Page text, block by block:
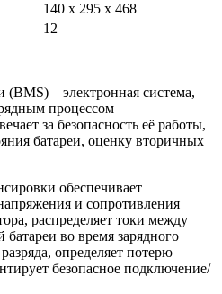
140 x 295 x 468
12
(BMS) – электронная система,
процессом
за безопасность её работы,
батареи, оценку вторичных
обеспечивает
и сопротивления
распределяет токи между
во время зарядного
определяет потерю
безопасное подключение/